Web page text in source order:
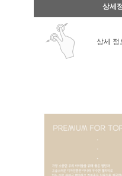
상세
상세 정